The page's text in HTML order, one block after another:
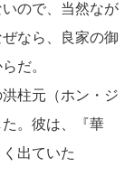
ので、当然なが
なら、良家の御
だ。
柱元（ホン・ジ
。彼は、『華
出ていた